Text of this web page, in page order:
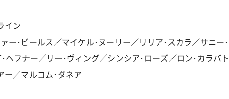
イン
ー･ビールス／マイケル･ヌーリー／リリア･スカラ／サニー･
ヘフナー／リー･ヴィング／シンシア･ローズ／ロン･カラバト
ー／マルコム･ダネア